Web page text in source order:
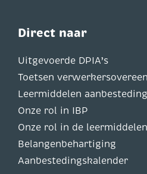
Direct naar
Uitgevoerde DPIA’s
Toetsen
Leermiddelen
Onze rol in IBP
Onze rol in de
Belangenbehartiging
Aanbestedingskalender